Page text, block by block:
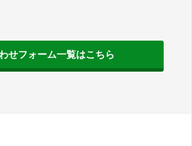
せフォーム一覧はこちら